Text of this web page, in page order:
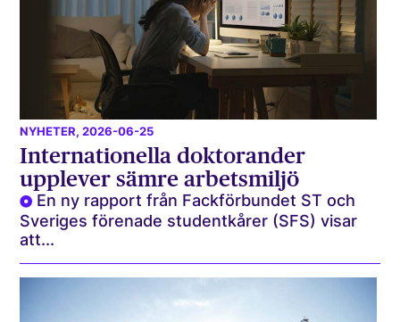
NYHETER, 2026-06-25
Internationella doktorander
upplever sämre arbetsmiljö
En ny rapport från Fackförbundet ST och
Sveriges förenade studentkårer (SFS) visar
att...